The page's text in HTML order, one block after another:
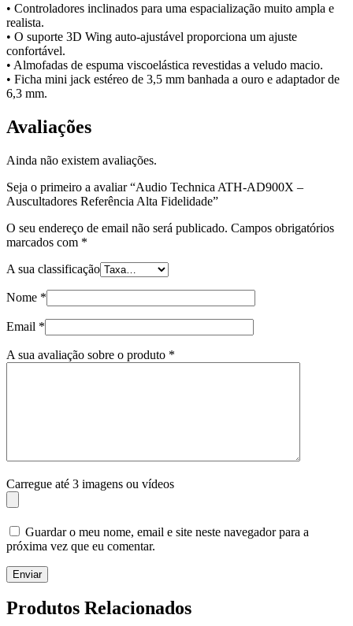
• Controladores inclinados para uma espacialização muito ampla e
realista.
• O suporte 3D Wing auto-ajustável proporciona um ajuste
confortável.
• Almofadas de espuma viscoelástica revestidas a veludo macio.
• Ficha mini jack estéreo de 3,5 mm banhada a ouro e adaptador de
6,3 mm.
Avaliações
Ainda não existem avaliações.
Seja o primeiro a avaliar “Audio Technica ATH-AD900X –
Auscultadores Referência Alta Fidelidade”
O seu endereço de email não será publicado. Campos obrigatórios
marcados com *
A sua classificação
Nome *
Email *
A sua avaliação sobre o produto *
Carregue até 3 imagens ou vídeos
Guardar o meu nome, email e site neste navegador para a
próxima vez que eu comentar.
Enviar
Produtos Relacionados